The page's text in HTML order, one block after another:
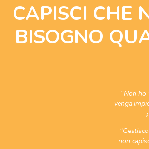
CAPISCI CHE
BISOGNO
“Non ho
venga
non